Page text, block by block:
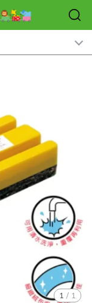
1 / 1